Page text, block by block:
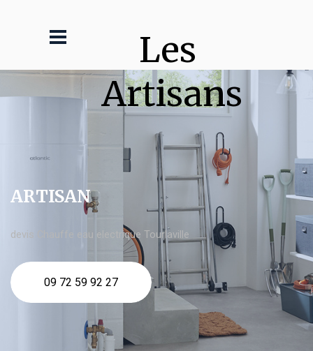
Les
Artisans
ARTISAN
devis Chauffe eau electrique Tourlaville
09 72 59 92 27